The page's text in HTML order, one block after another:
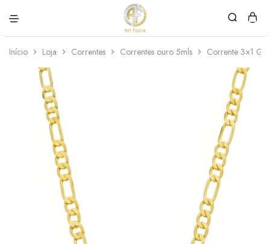
Force
personalizadas
Início Loja Correntes Correntes ouro 5mls Corrente 3×1